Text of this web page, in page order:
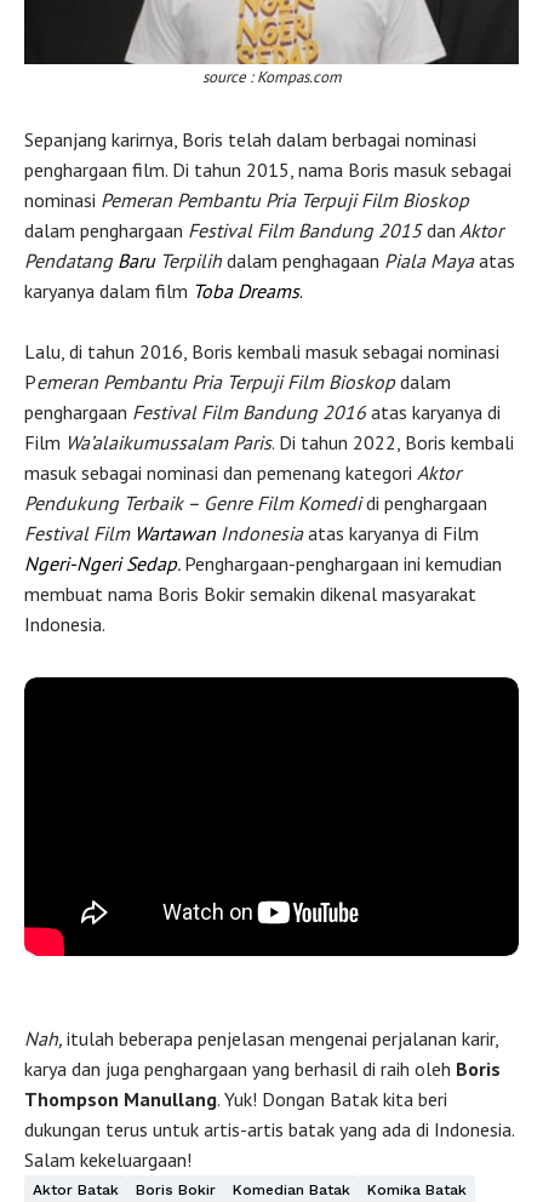
source : Kompas.com
Sepanjang karirnya, Boris telah dalam berbagai nominasi
penghargaan film. Di tahun 2015, nama Boris masuk sebagai
nominasi Pemeran Pembantu Pria Terpuji Film Bioskop
dalam penghargaan Festival Film Bandung 2015dan Aktor
Pendatang BaruTerpilih dalam penghagaan Piala Mayaatas
karyanya dalam film Toba Dreams.
Lalu, di tahun 2016, Boris kembali masuk sebagai nominasi
Pemeran Pembantu Pria Terpuji Film Bioskopdalam
penghargaan Festival Film Bandung 2016atas karyanya di
Film Wa’alaikumussalam Paris. Di tahun 2022, Boris kembali
masuk sebagai nominasi dan pemenang kategori Aktor
Pendukung Terbaik – Genre Film Komedidi penghargaan
Festival Film Wartawan Indonesiaatas karyanya di Film
Ngeri-Ngeri Sedap. Penghargaan-penghargaan ini kemudian
membuat nama Boris Bokir semakin dikenal masyarakat
Indonesia.
Nah, itulah beberapa penjelasan mengenai perjalanan karir,
karya dan juga penghargaan yang berhasil di raih oleh Boris
Thompson Manullang. Yuk! Dongan Batak kita beri
dukungan terus untuk artis-artis batak yang ada di Indonesia.
Salam kekeluargaan!
Aktor Batak Boris Bokir Komedian Batak
Komika Batak